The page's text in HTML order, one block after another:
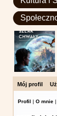
Mój profil
Profil | O mnie |